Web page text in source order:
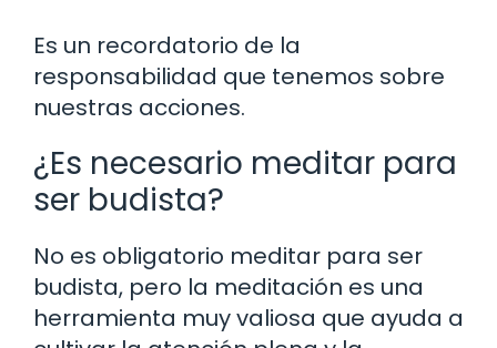
Es un recordatorio de la
responsabilidad que tenemos sobre
nuestras acciones.
¿Es necesario meditar para
ser budista?
No es obligatorio meditar para ser
budista, pero la meditación es una
herramienta muy valiosa que ayuda a